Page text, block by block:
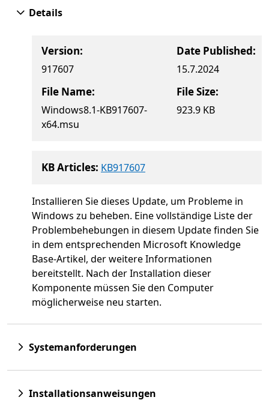
Details
Version:
917607
Date Published:
15.7.2024
File Name:
Windows8.1-KB917607-
x64.msu
File Size:
923.9 KB
KB Articles: KB917607
Installieren Sie dieses Update, um Probleme in
Windows zu beheben. Eine vollständige Liste der
Problembehebungen in diesem Update finden Sie
in dem entsprechenden Microsoft Knowledge
Base-Artikel, der weitere Informationen
bereitstellt. Nach der Installation dieser
Komponente müssen Sie den Computer
möglicherweise neu starten.
Systemanforderungen
Installationsanweisungen